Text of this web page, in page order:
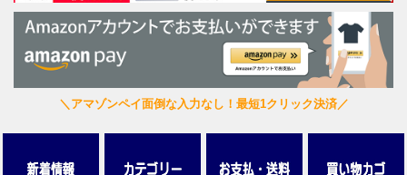
＼アマゾンペイ面倒な入力なし！最短1クリック決済／